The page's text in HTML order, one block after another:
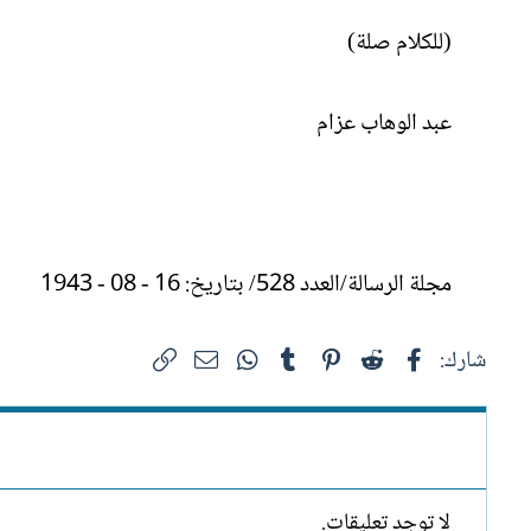
(للكلام صلة)
عبد الوهاب عزام
مجلة الرسالة/العدد 528/ بتاريخ: 16 - 08 - 1943
شارك: فيسبوكReddit
Pinterest
Tumblr
WhatsAppالبريد الإلكتروني